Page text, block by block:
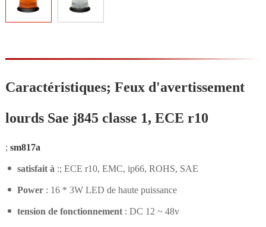
Caractéristiques; Feux d'avertissement
lourds Sae j845 classe 1, ECE r10
; sm817a
satisfait à :; ECE r10, EMC, ip66, ROHS, SAE
Power : 16 * 3W LED de haute puissance
tension de fonctionnement : DC 12 ~ 48v